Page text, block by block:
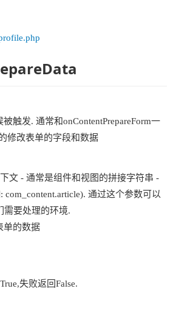
触发. 通常和onContentPrepareForm一
修改表单的字段和数据
文 - 通常是组件和视图的拼接字符串 -
com_content.article). 通过这个参数可以
需要处理的环境.
单的数据
失败返回False.